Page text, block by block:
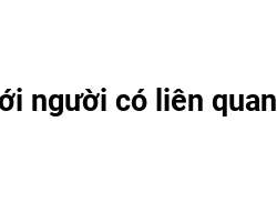
người có liên quan